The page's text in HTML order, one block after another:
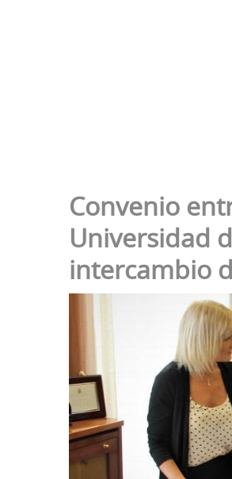
Convenio
Universidad
intercambio